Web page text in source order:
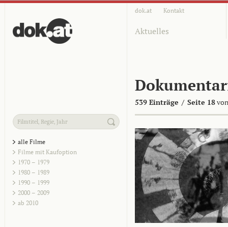
dok.at Kontakt
Aktuelles
539 Einträge / Seite 18
alle Filme
Filme mit Kaufoption
1970 – 1979
1980 – 1989
1990 – 1999
2000 – 2009
ab 2010